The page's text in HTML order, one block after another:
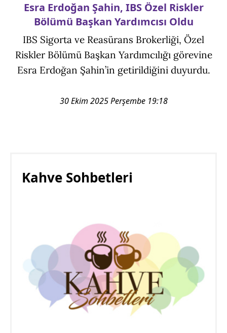
Esra Erdoğan Şahin, IBS Özel Riskler
Bölümü Başkan Yardımcısı Oldu
IBS Sigorta ve Reasürans Brokerliği, Özel
Riskler Bölümü Başkan Yardımcılığı görevine
Esra Erdoğan Şahin’in getirildiğini duyurdu.
30 Ekim 2025 Perşembe 19:18
Kahve Sohbetleri